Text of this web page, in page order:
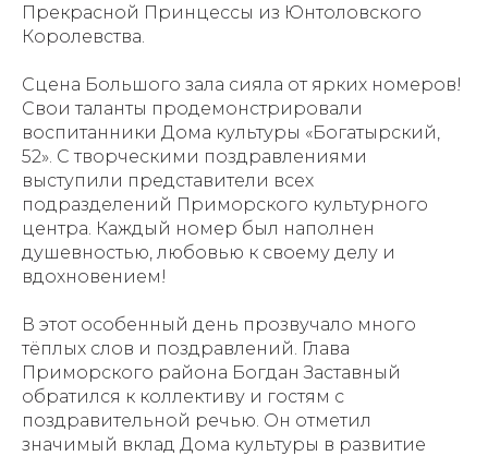
Прекрасной Принцессы из Юнтоловского
Королевства.
Сцена Большого зала сияла от ярких номеров!
Свои таланты продемонстрировали
воспитанники Дома культуры «Богатырский,
52». С творческими поздравлениями
выступили представители всех
подразделений Приморского культурного
центра. Каждый номер был наполнен
душевностью, любовью к своему делу и
вдохновением!
В этот особенный день прозвучало много
тёплых слов и поздравлений. Глава
Приморского района Богдан Заставный
обратился к коллективу и гостям с
поздравительной речью. Он отметил
значимый вклад Дома культуры в развитие